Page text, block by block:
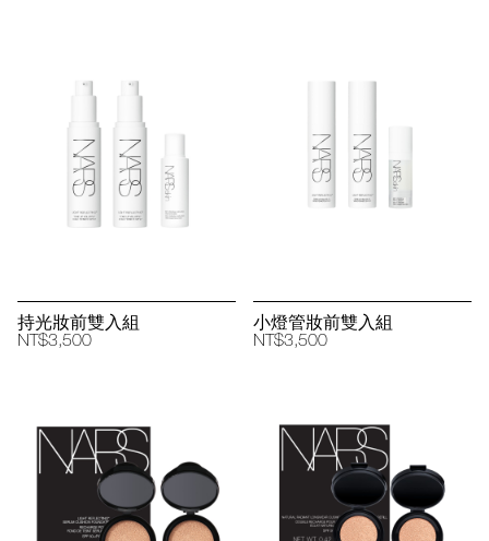
持光妝前雙入組
NT$3,500
小燈管妝前雙入組
NT$3,500